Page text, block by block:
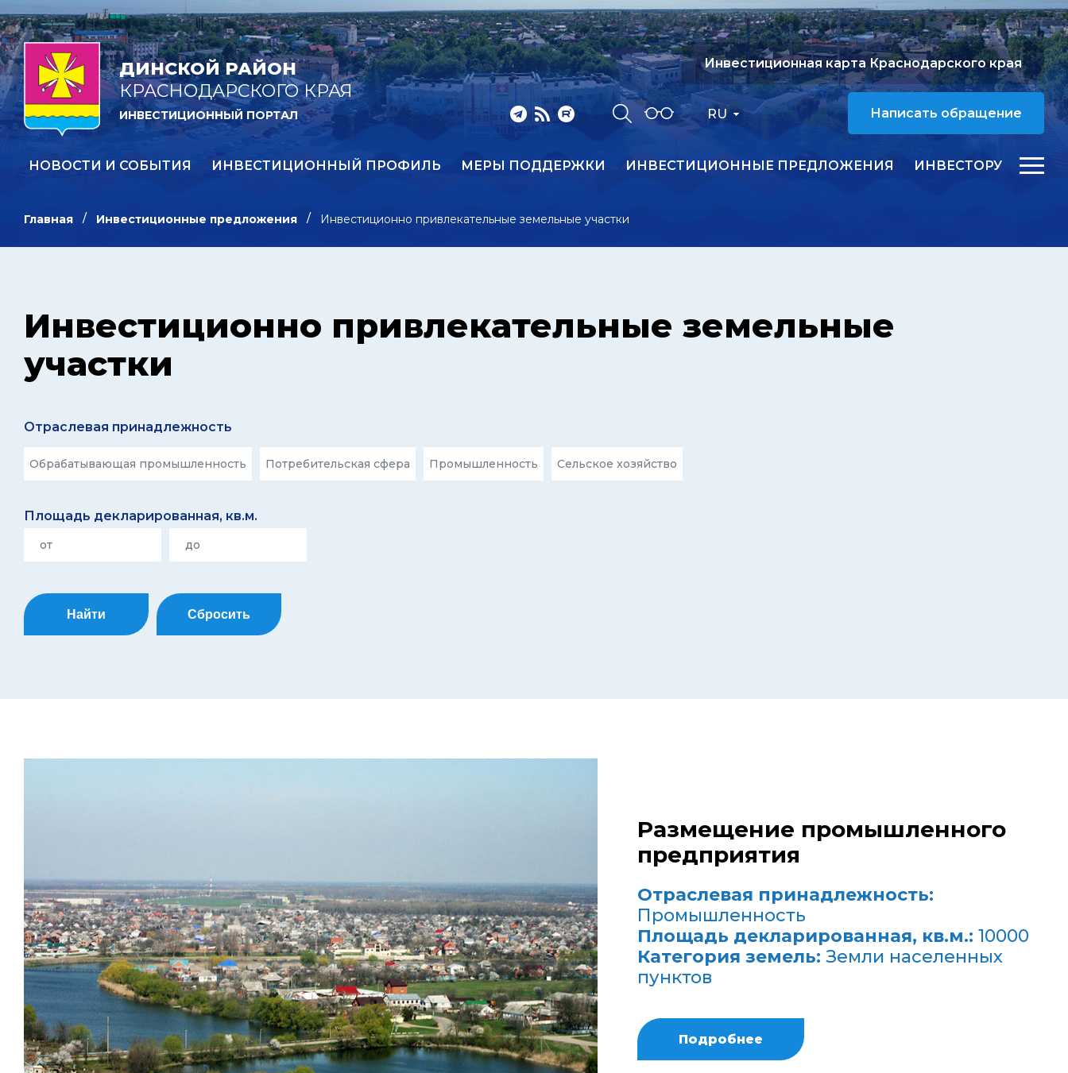
ДИНСКОЙ РАЙОН
КРАСНОДАРСКОГО КРАЯ
ИНВЕСТИЦИОННЫЙ ПОРТАЛ RU
Инвестиционная карта Краснодарского края
Написать обращение
НОВОСТИ И СОБЫТИЯ ИНВЕСТИЦИОННЫЙ ПРОФИЛЬ МЕРЫ ПОДДЕРЖКИ ИНВЕСТИЦИОННЫЕ ПРЕДЛОЖЕНИЯ ИНВЕСТОРУ
Главная Инвестиционные предложения Инвестиционно привлекательные земельные участки
Инвестиционно привлекательные земельные
участки
Отраслевая принадлежность
Обрабатывающая промышленность Потребительская сфера Промышленность Сельское хозяйство
Площадь декларированная, кв.м.
Найти Сбросить
Размещение промышленного
предприятия
Отраслевая принадлежность:
Промышленность
Площадь декларированная, кв.м.: 10000
Категория земель: Земли населенных
пунктов
Подробнее